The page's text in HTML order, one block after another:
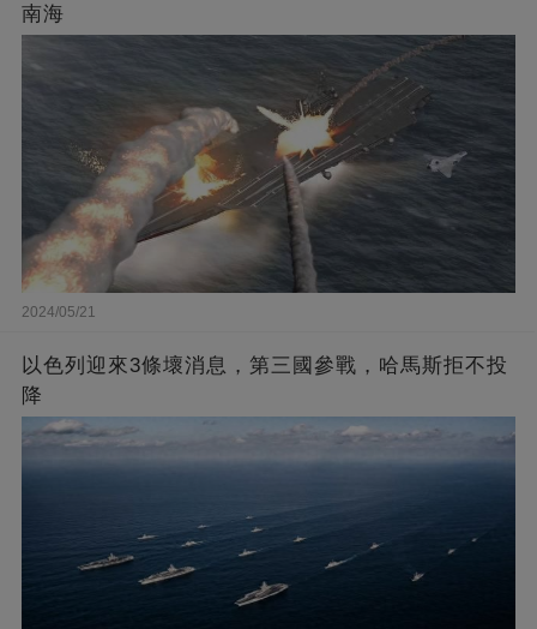
南海
2024/05/21
以色列迎來3條壞消息，第三國參戰，哈馬斯拒不投
降